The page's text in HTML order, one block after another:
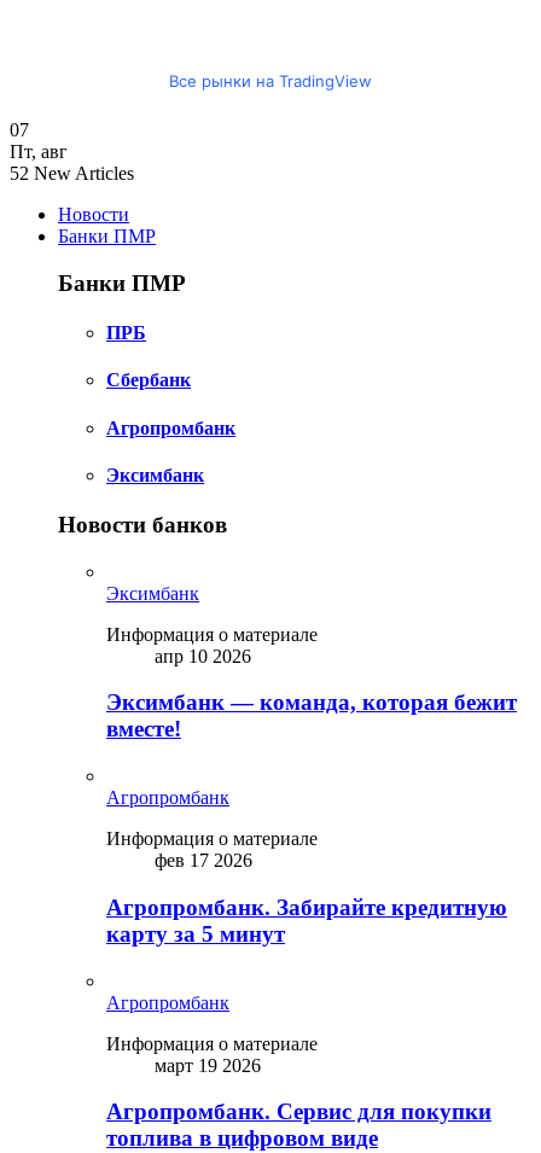
Все рынки на TradingView
07
Пт, авг
52 New Articles
Новости
Банки ПМР
Банки ПМР
ПРБ
Сбербанк
Агропромбанк
Эксимбанк
Новости банков
Эксимбанк
Информация о материале
апр 10 2026
Эксимбанк — команда, которая бежит
вместе!
Агропромбанк
Информация о материале
фев 17 2026
Агропромбанк. Забирайте кредитную
карту за 5 минут
Агропромбанк
Информация о материале
март 19 2026
Агропромбанк. Сервис для покупки
топлива в цифровом виде